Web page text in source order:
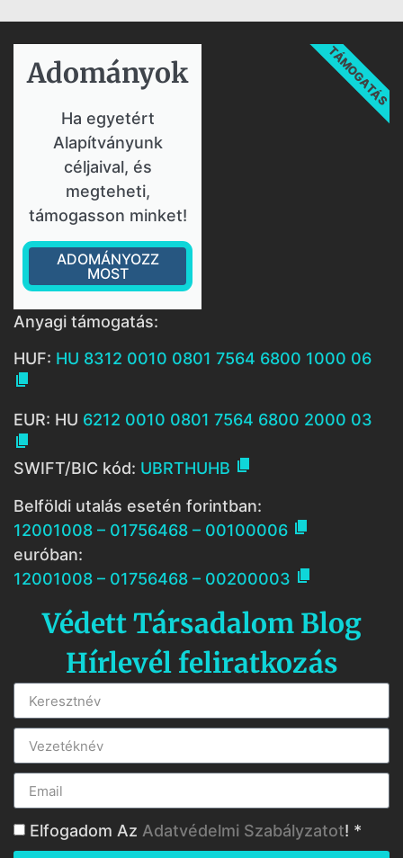
Adományok​
Ha egyetért
Alapítványunk
céljaival, és
megteheti,
támogasson minket!
ADOMÁNYOZZ
MOST
TÁMOGATÁS
Anyagi támogatás:
HUF: HU 8312 0010 0801 7564 6800 1000 06

EUR: HU 6212 0010 0801 7564 6800 2000 03

SWIFT/BIC kód: UBRTHUHB 
Belföldi utalás esetén forintban:
12001008 – 01756468 – 00100006 
euróban:
12001008 – 01756468 – 00200003 
Védett Társadalom Blog
Hírlevél feliratkozás
Elfogadom Az Adatvédelmi Szabályzatot! *